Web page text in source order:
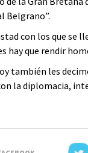
Belgrano”.
con los que se
hay que rendir
también les
la diplomacia,